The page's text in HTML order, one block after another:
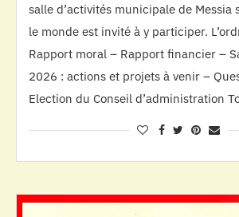
salle d’activités municipale de Messia
le monde est invité à y participer.
Rapport moral – Rapport financier –
2026 : actions et projets à venir –
Election du Conseil d’administration